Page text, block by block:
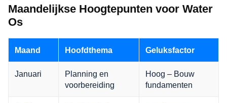
Maandelijkse Hoogtepunten voor Water
Os
Maand Hoofdthema Geluksfactor
Januari
Planning en
voorbereiding
Hoog – Bouw
fundamenten